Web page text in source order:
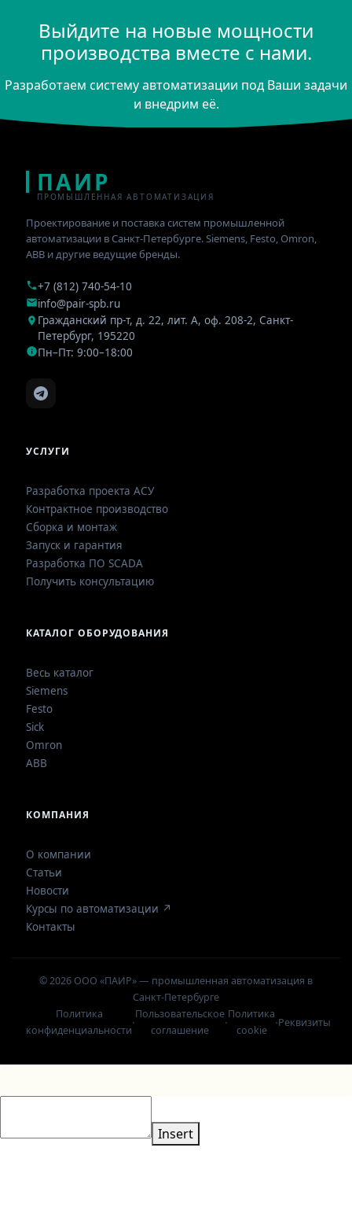
Выйдите на новые мощности
производства вместе с нами.
Разработаем систему автоматизации под Ваши задачи
и внедрим её.
ПАИР
ПРОМЫШЛЕННАЯ АВТОМАТИЗАЦИЯ
Проектирование и поставка систем промышленной
автоматизации в Санкт-Петербурге. Siemens, Festo, Omron,
ABB и другие ведущие бренды.
+7 (812) 740-54-10
info@pair-spb.ru
Гражданский пр-т, д. 22, лит. А, оф. 208-2, Санкт-
Петербург, 195220
Пн–Пт: 9:00–18:00
УСЛУГИ
Разработка проекта АСУ
Контрактное производство
Сборка и монтаж
Запуск и гарантия
Разработка ПО SCADA
Получить консультацию
КАТАЛОГ ОБОРУДОВАНИЯ
Весь каталог
Siemens
Festo
Sick
Omron
ABB
КОМПАНИЯ
О компании
Статьи
Новости
Курсы по автоматизации ↗
Контакты
© 2026 ООО «ПАИР» — промышленная автоматизация в
Санкт-Петербурге
Политика
конфиденциальности
·
Пользовательское
соглашение
·
Политика
cookie
·Реквизиты
Insert